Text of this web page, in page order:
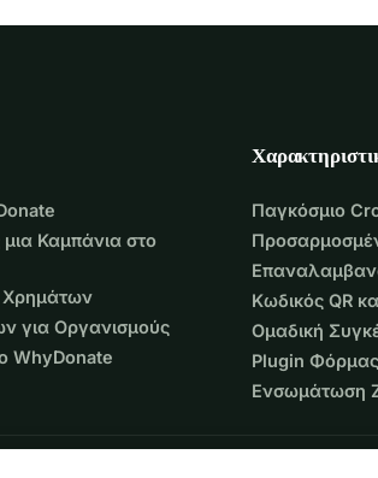
Καμπάνια στο
Χρημάτων
για Οργανισμούς
WhyDonate
Παγκόσμιο
Κωδικός QR
Ομαδική
Plugin
Ενσωμάτωση